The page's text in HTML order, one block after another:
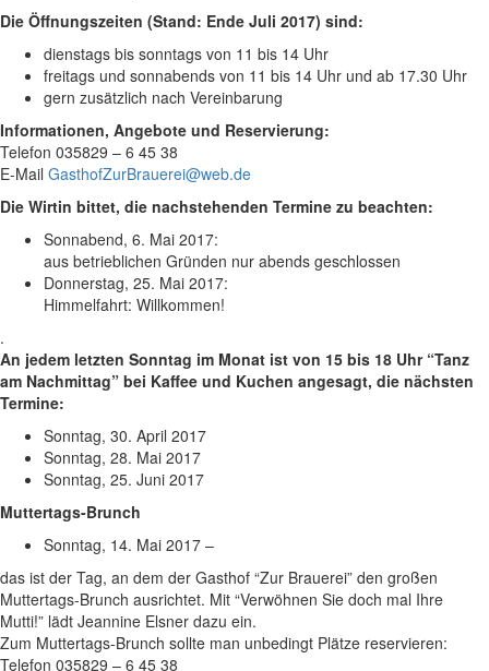
Die Öffnungszeiten (Stand: Ende Juli 2017) sind:
dienstags bis sonntags von 11 bis 14 Uhr
freitags und sonnabends von 11 bis 14 Uhr und ab 17.30 Uhr
gern zusätzlich nach Vereinbarung
Informationen, Angebote und Reservierung:
Telefon 035829 – 6 45 38
E-Mail GasthofZurBrauerei@web.de
Die Wirtin bittet, die nachstehenden Termine zu beachten:
Sonnabend, 6. Mai 2017:
aus betrieblichen Gründen nur abends geschlossen
Donnerstag, 25. Mai 2017:
Himmelfahrt: Willkommen!
.
An jedem letzten Sonntag im Monat ist von 15 bis 18 Uhr “Tanz
am Nachmittag” bei Kaffee und Kuchen angesagt, die nächsten
Termine:
Sonntag, 30. April 2017
Sonntag, 28. Mai 2017
Sonntag, 25. Juni 2017
Muttertags-Brunch
Sonntag, 14. Mai 2017 –
das ist der Tag, an dem der Gasthof “Zur Brauerei” den großen
Muttertags-Brunch ausrichtet. Mit “Verwöhnen Sie doch mal Ihre
Mutti!” lädt Jeannine Elsner dazu ein.
Zum Muttertags-Brunch sollte man unbedingt Plätze reservieren:
Telefon 035829 – 6 45 38